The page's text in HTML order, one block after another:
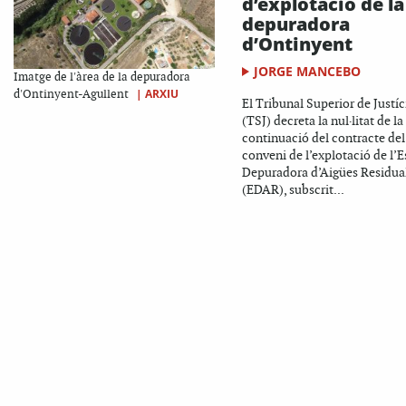
Imatge de l'àrea de la depuradora
d'Ontinyent-Agullent
| ARXIU
depuradora
d’Ontinyent
JORGE MANCEBO
El Tribunal Superior de
(TSJ) decreta la nul·litat de la
continuació del contracte del
conveni de l’explotació de
Depuradora d’Aigües
(EDAR), subscrit...